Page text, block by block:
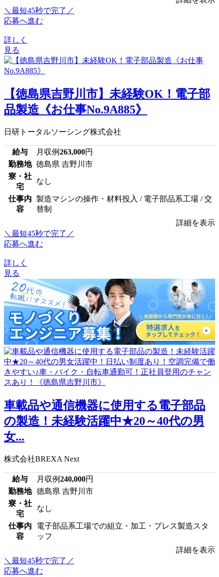
＼最短45秒で完了／
応募へ進む
詳しく
見る
【徳島県吉野川市】未経験OK！電子部
品製造《お仕事No.9A885》
日研トータルソーシング株式会社
給与 月収例263,000円
勤務地 徳島県 吉野川市
寮・社
宅
なし
仕事内
容
製造マシンの操作・材料投入 / 電子部品系工場 / 交
替制
詳細を表示
＼最短45秒で完了／
応募へ進む
詳しく
見る
車載品や通信機器に使用する電子部品
の製造！未経験活躍中★20～40代の男
女...
株式会社BREXA Next
給与 月収例240,000円
勤務地 徳島県 吉野川市
寮・社
宅
なし
仕事内
容
電子部品系工場での組立・加工・プレス製造スタ
ッフ
詳細を表示
＼最短45秒で完了／
応募へ進む